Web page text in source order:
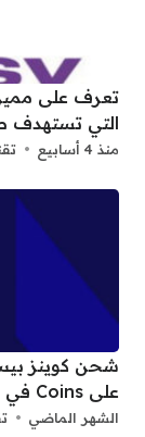
تعرف على
التي تستهدف
منذ 4 أسابيع
على Coins في eFootball بأمان
الشهر الماضي